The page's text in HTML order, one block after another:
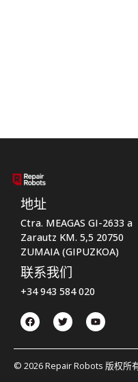
地址
Ctra. MEAGAS GI-2633 a
Zarautz KM. 5,5 20750
ZUMAIA (GIPUZKOA)
联系我们
+34 943 584 020
© 2026 Repair Robots 版权所有